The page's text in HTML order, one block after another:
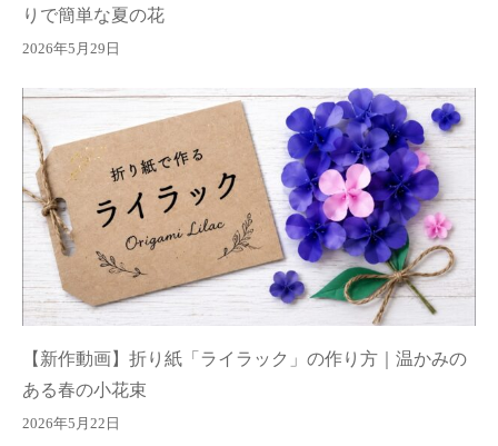
りで簡単な夏の花
2026年5月29日
【新作動画】折り紙「ライラック」の作り方｜温かみの
ある春の小花束
2026年5月22日